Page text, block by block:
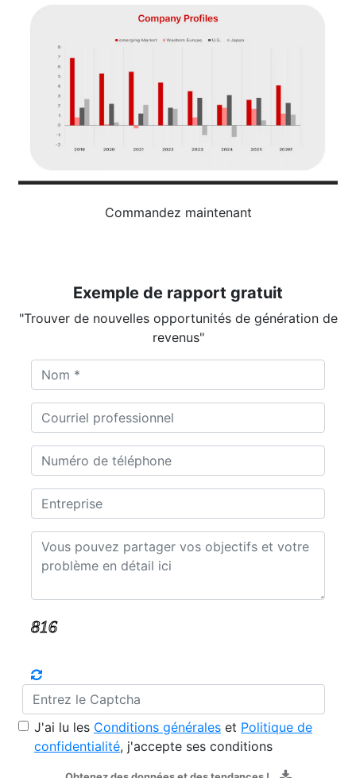
Commandez maintenant
Exemple de rapport gratuit
"Trouver de nouvelles opportunités de génération de
revenus"
J'ai lu les Conditions générales et Politique de
confidentialité, j'accepte ses conditions